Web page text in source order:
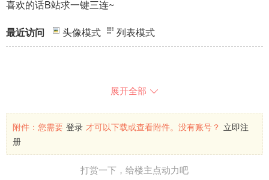
喜欢的话B站求一键三连~
最近访问
头像模式 列表模式
展开全部 
附件： 您需要 登录 才可以下载或查看附件。没有账号？ 立即注
册
打赏一下，给楼主点动力吧